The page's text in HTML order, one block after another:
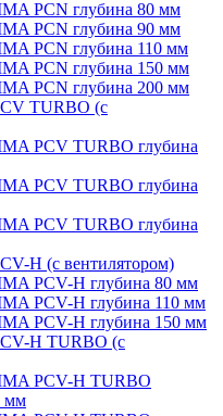
PCN глубина 80 мм
PCN глубина 90 мм
PCN глубина 110 мм
PCN глубина 150 мм
PCN глубина 200 мм
TURBO (c
PCV TURBO глубина
PCV TURBO глубина
PCV TURBO глубина
H (c вентилятором)
PCV-H глубина 80 мм
PCV-H глубина 110 мм
PCV-H глубина 150 мм
H TURBO (c
PCV-H TURBO
мм